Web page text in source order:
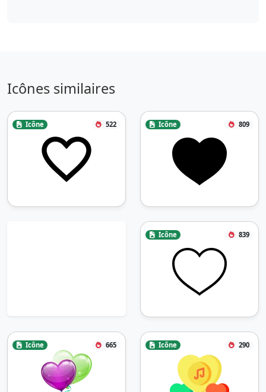
Icônes similaires
Icône 522 Icône 809
Icône 839
Icône 665 Icône 290